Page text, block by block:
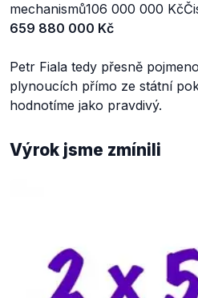
mechanismů106 000 000
659 880 000 Kč
Petr Fiala tedy přesně
plynoucích přímo ze státní
hodnotíme jako pravdivý.
Výrok jsme zmínili